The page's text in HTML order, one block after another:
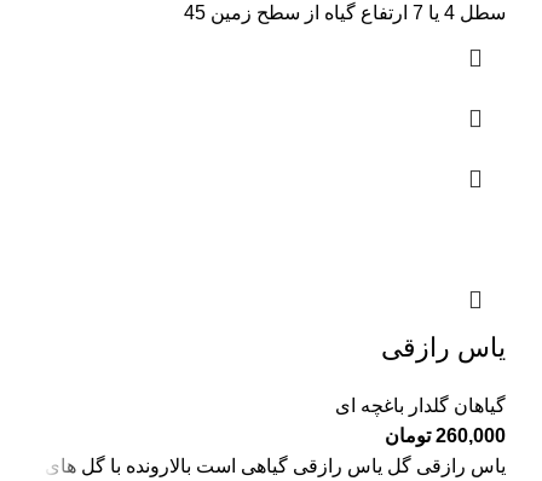
سطل 4 یا 7 ارتفاع گیاه از سطح زمین 45
یاس رازقی
گیاهان گلدار باغچه ای
260,000 تومان
یاس رازقی گل یاس رازقی گیاهی است بالارونده با گل های